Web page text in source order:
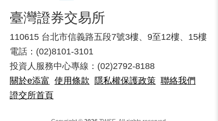
臺灣證券交易所
110615 台北市信義路五段7號3樓、9至12樓、15樓
電話：(02)8101-3101
投資人服務中心專線：(02)2792-8188
關於e添富 使用條款 隱私權保護政策 聯絡我們
證交所首頁